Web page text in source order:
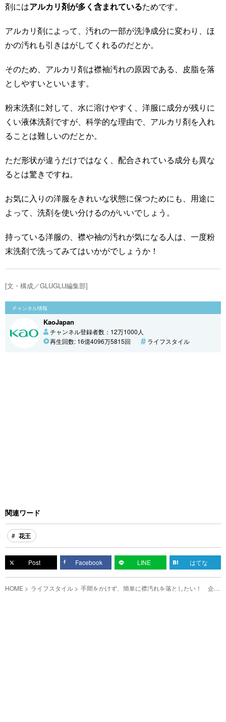
剤にはアルカリ剤が多く含まれているためです。
アルカリ剤によって、汚れの一部が洗浄成分に変わり、ほ
かの汚れも引きはがしてくれるのだとか。
そのため、アルカリ剤は襟袖汚れの原因である、皮脂を落
としやすいといいます。
粉末洗剤に対して、水に溶けやすく、洋服に成分が残りに
くい液体洗剤ですが、科学的な理由で、アルカリ剤を入れ
ることは難しいのだとか。
ただ形状が違うだけではなく、配合されている成分も異な
るとは驚きですね。
お気に入りの洋服をきれいな状態に保つためにも、用途に
よって、洗剤を使い分けるのがいいでしょう。
持っている洋服の、襟や袖の汚れが気になる人は、一度粉
末洗剤で洗ってみてはいかがでしょうか！
[文・構成／GLUGLU編集部]
チャンネル情報
KaoJapan
チャンネル登録者数：12万1000人
再生回数: 16億4096万5815回
ライフスタイル
関連ワード
花王
Post Facebook LINE はてな
HOME ライフスタイル 手間をかけず、簡単に襟汚れを落としたい！ 企業
がすすめるのは身近なあの洗剤？